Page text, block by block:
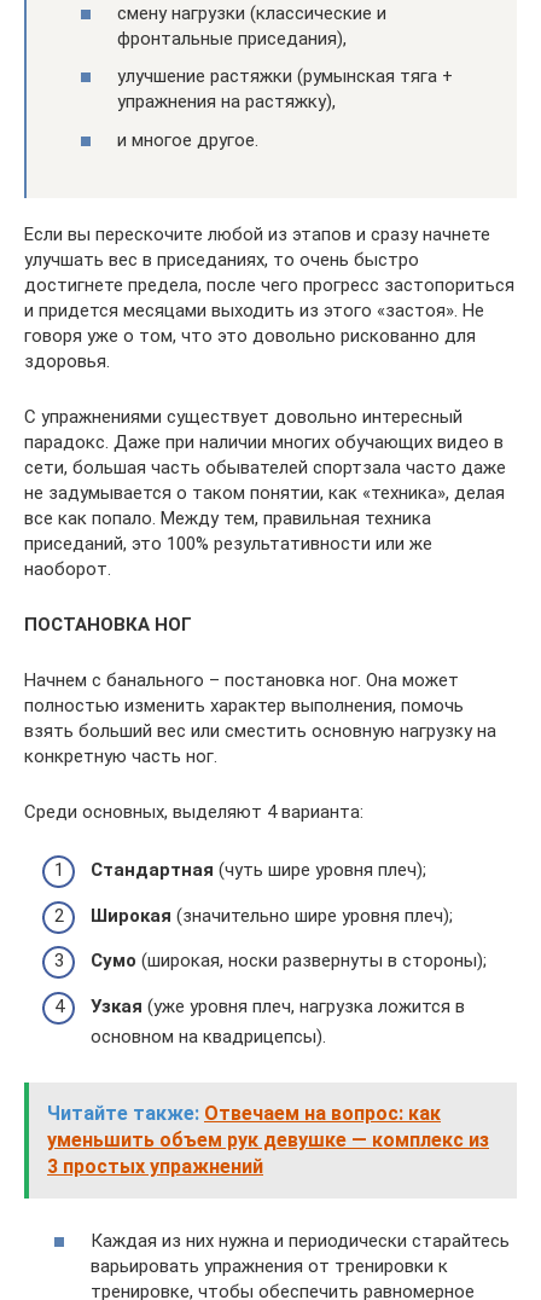
смену нагрузки (классические и
фронтальные приседания),
улучшение растяжки (румынская тяга +
упражнения на растяжку),
и многое другое.
Если вы перескочите любой из этапов и сразу начнете
улучшать вес в приседаниях, то очень быстро
достигнете предела, после чего прогресс застопориться
и придется месяцами выходить из этого «застоя». Не
говоря уже о том, что это довольно рискованно для
здоровья.
С упражнениями существует довольно интересный
парадокс. Даже при наличии многих обучающих видео в
сети, большая часть обывателей спортзала часто даже
не задумывается о таком понятии, как «техника», делая
все как попало. Между тем, правильная техника
приседаний, это 100% результативности или же
наоборот.
ПОСТАНОВКА НОГ
Начнем с банального – постановка ног. Она может
полностью изменить характер выполнения, помочь
взять больший вес или сместить основную нагрузку на
конкретную часть ног.
Среди основных, выделяют 4 варианта:
Стандартная (чуть шире уровня плеч);
Широкая (значительно шире уровня плеч);
Сумо (широкая, носки развернуты в стороны);
Узкая (уже уровня плеч, нагрузка ложится в
основном на квадрицепсы).
Читайте также: Отвечаем на вопрос: как
уменьшить объем рук девушке — комплекс из
3 простых упражнений
Каждая из них нужна и периодически старайтесь
варьировать упражнения от тренировки к
тренировке, чтобы обеспечить равномерное